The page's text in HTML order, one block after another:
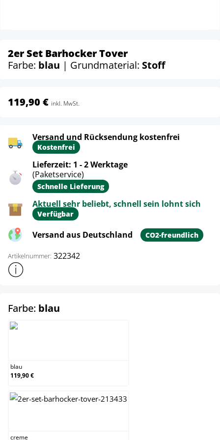
2er Set Barhocker Tover
Farbe: blau | Grundmaterial: Stoff
119,90 € inkl. MwSt.
Versand und Rücksendung kostenfrei
Kostenfrei
Lieferzeit: 1 - 2 Werktage
(Paketservice)
Schnelle Lieferung
Aktuell sehr beliebt, schnell sein lohnt sich
Verfügbar
Versand aus Deutschland CO2-freundlich
Artikelnummer: 322342
Weitere Produktinformationen anzeigen
Farbe: blau
blau
119,90 €
creme